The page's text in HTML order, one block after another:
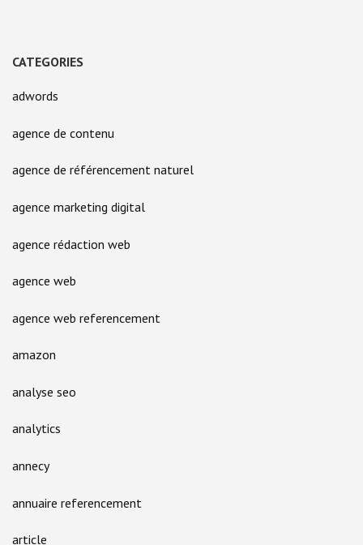
CATEGORIES
adwords
agence de contenu
agence de référencement naturel
agence marketing digital
agence rédaction web
agence web
agence web referencement
amazon
analyse seo
analytics
annecy
annuaire referencement
article